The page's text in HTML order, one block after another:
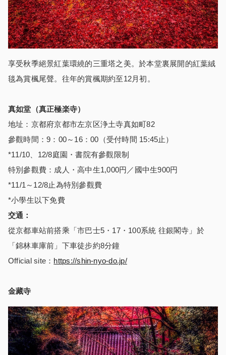
享受秋季絕景紅葉環繞的三重塔之美。於本堂裏展開的紅葉絨
毯為賞楓尾聲。往年的賞楓期約至12月初。
真如堂（真正極楽寺）
地址：京都府京都市左京区浄土寺真如町82
參觀時間：9：00～16：00（受付時間 15:45止）
*11/10、12/8庭園・書院有參觀限制
特別參觀費：成人・高中生1,000円／國中生900円
*11/1～12/8止為特別參觀費
*小學生以下免費
交通：
從京都車站前搭乘「市巴士5・17・100系統 往銀閣寺」於
「錦林車庫前」下車徒步約8分鐘
Official site： https://shin-nyo-do.jp/
金藏寺